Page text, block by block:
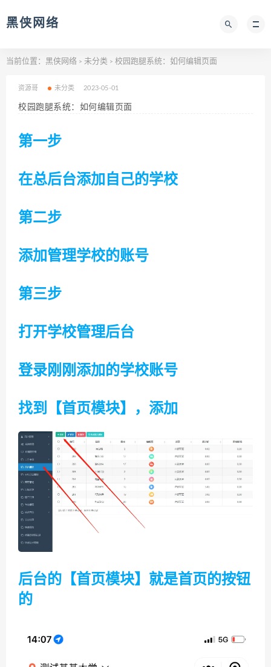
黑侠网络
当前位置： 黑侠网络 > 未分类 > 校园跑腿系统：如何编辑页面
资源哥 未分类 2023-05-01
校园跑腿系统：如何编辑页面
第一步
在总后台添加自己的学校
第二步
添加管理学校的账号
第三步
打开学校管理后台
登录刚刚添加的学校账号
找到【首页模块】，添加
后台的【首页模块】就是首页的按钮
的